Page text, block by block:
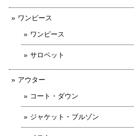
ワンピース
ワンピース
サロペット
アウター
コート・ダウン
ジャケット・ブルゾン